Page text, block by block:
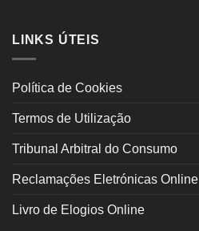
LINKS ÚTEIS
Política de Cookies
Termos de Utilização
Tribunal Arbitral do Consumo
Reclamações Eletrónicas Online
Livro de Elogios Online